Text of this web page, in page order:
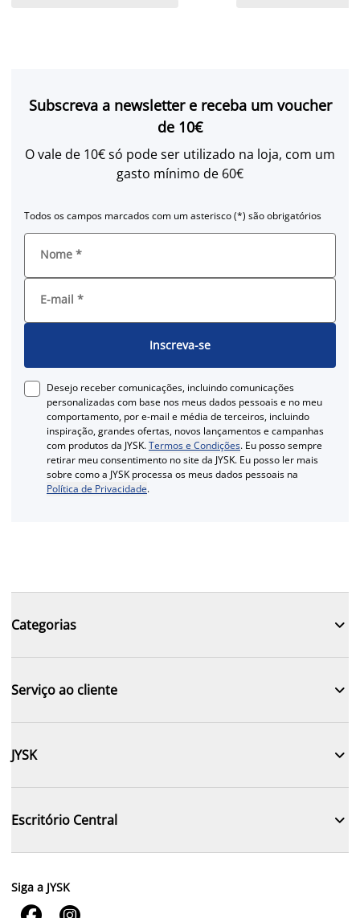
Subscreva a newsletter e receba um voucher
de 10€
O vale de 10€ só pode ser utilizado na loja, com um
gasto mínimo de 60€
Todos os campos marcados com um asterisco (*) são obrigatórios
Nome *
E-mail *
Inscreva-se
Desejo receber comunicações, incluindo comunicações
personalizadas com base nos meus dados pessoais e no meu
comportamento, por e-mail e média de terceiros, incluindo
inspiração, grandes ofertas, novos lançamentos e campanhas
com produtos da JYSK.Termos e Condições. Eu posso sempre
retirar meu consentimento no site da JYSK. Eu posso ler mais
sobre como a JYSK processa os meus dados pessoais na
Política de Privacidade.
Categorias 
Serviço ao cliente 
JYSK 
Escritório Central 
Siga a JYSK